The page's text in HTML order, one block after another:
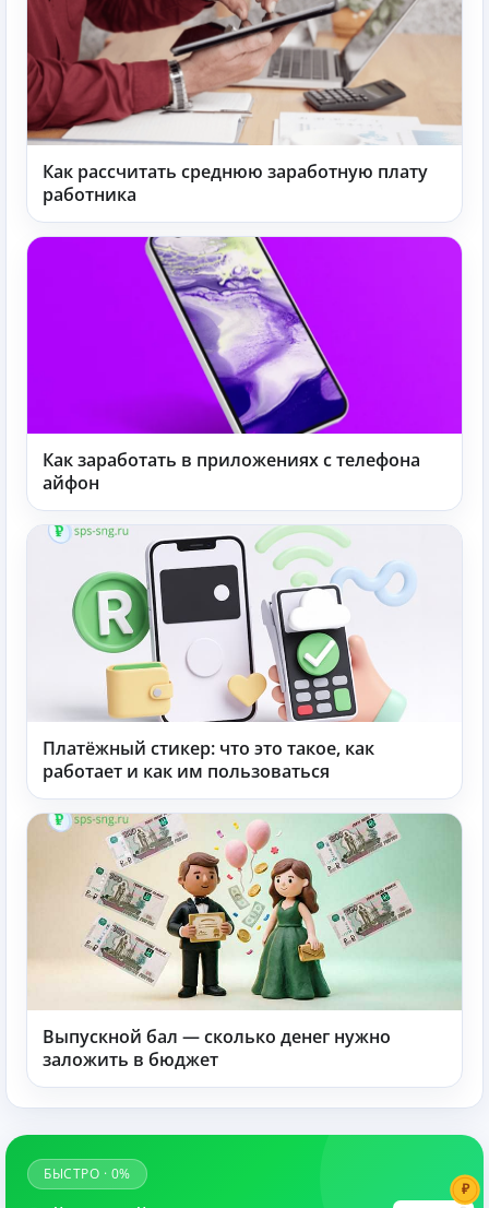
Как рассчитать среднюю заработную плату
работника
Как заработать в приложениях с телефона
айфон
Платёжный стикер: что это такое, как
работает и как им пользоваться
Выпускной бал — сколько денег нужно
заложить в бюджет
₽
БЫСТРО · 0%